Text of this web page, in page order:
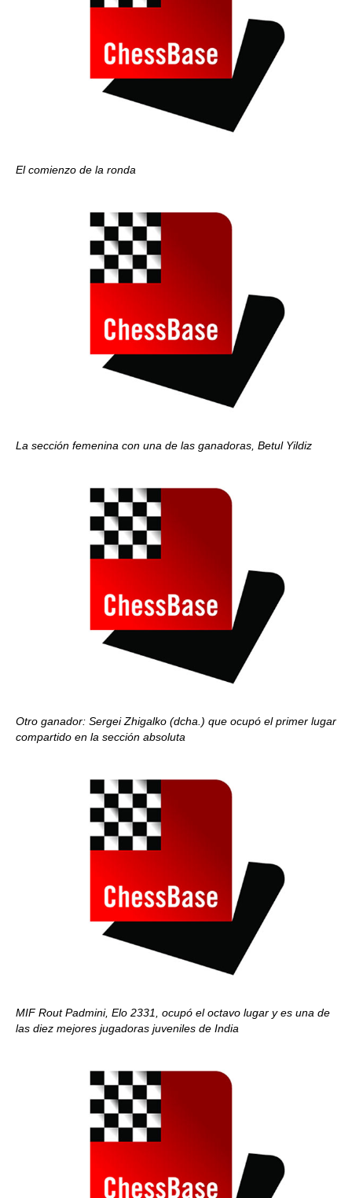
El comienzo de la ronda
La sección femenina con una de las ganadoras, Betul Yildiz
Otro ganador: Sergei Zhigalko (dcha.) que ocupó el primer lugar
compartido en la sección absoluta
MIF Rout Padmini, Elo 2331, ocupó el octavo lugar y es una de
las diez mejores jugadoras juveniles de India